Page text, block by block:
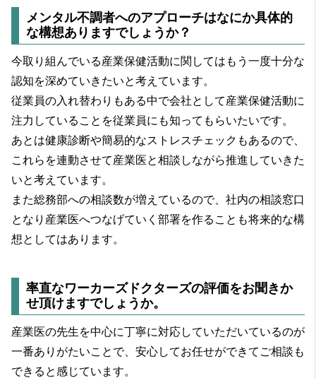
メンタル不調者へのアプローチはなにか具体的
な構想ありますでしょうか？
今取り組んでいる産業保健活動に関してはもう一度十分な
認知を深めていきたいと考えています。
従業員の入れ替わりもある中で会社として産業保健活動に
注力していることを従業員にも知ってもらいたいです。
あとは健康診断や簡易的なストレスチェックもあるので、
これらを連動させて産業医と相談しながら推進していきた
いと考えています。
また総務部への相談数が増えているので、社内の相談窓口
となり産業医へつなげていく部署を作ることも将来的な構
想としてはあります。
率直なワーカーズドクターズの評価をお聞きか
せ頂けますでしょうか。
産業医の先生を中心に丁寧に対応していただいているのが
一番ありがたいことで、安心してお任せができてご相談も
できると感じています。